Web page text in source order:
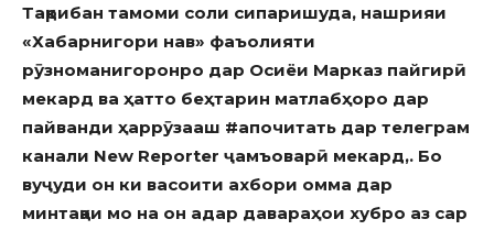
Тақрибан тамоми соли сипаришуда, нашрияи
«Хабарнигори нав» фаъолияти
рӯзноманигоронро дар Осиёи Марказ пайгирӣ
мекард ва ҳатто беҳтарин матлабҳоро дар
пайванди ҳаррӯзааш #апочитать дар телеграм
канали New Reporter ҷамъоварӣ мекард,. Бо
вуҷуди он ки васоити ахбори омма дар
минтақаи мо на он адар давараҳои хубро аз сар